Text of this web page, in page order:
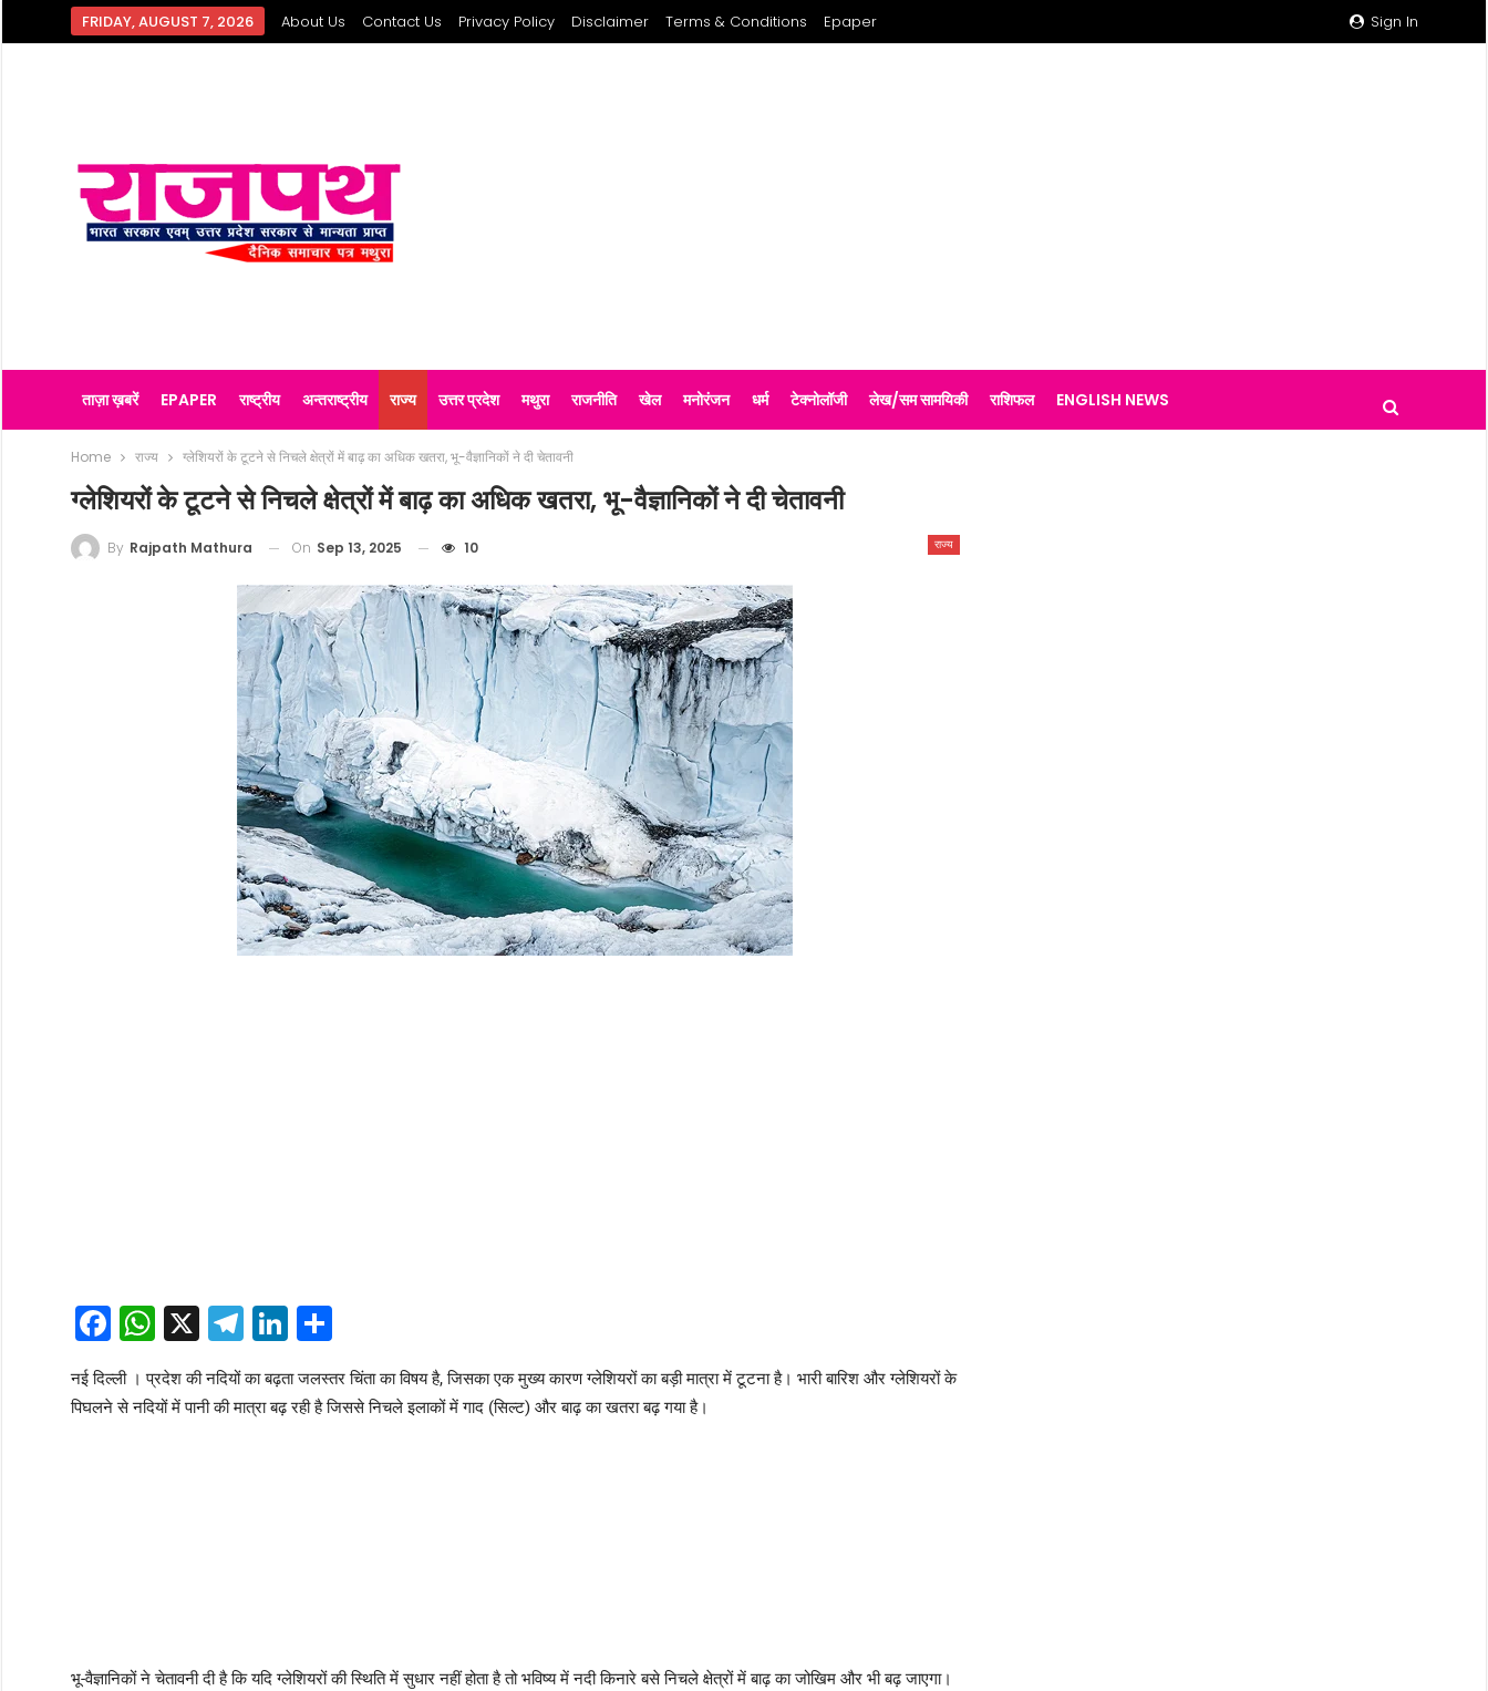
Sign In
FRIDAY, AUGUST 7, 2026 About Us Contact Us Privacy Policy Disclaimer Terms & Conditions Epaper
ताज़ा ख़बरें EPAPER राष्ट्रीय अन्तराष्ट्रीय राज्य उत्तर प्रदेश मथुरा राजनीति खेल मनोरंजन धर्म टेक्नोलॉजी लेख/सम सामयिकी राशिफल ENGLISH NEWS
Home राज्य ग्लेशियरों के टूटने से निचले क्षेत्रों में बाढ़ का अधिक खतरा, भू-वैज्ञानिकों ने दी चेतावनी
ग्लेशियरों के टूटने से निचले क्षेत्रों में बाढ़ का अधिक खतरा, भू-वैज्ञानिकों ने दी चेतावनी
राज्य
By Rajpath Mathura On Sep 13, 2025 10
Facebook
WhatsApp
X Telegram
LinkedIn
Share
नई दिल्ली । प्रदेश की नदियों का बढ़ता जलस्तर चिंता का विषय है, जिसका एक मुख्य कारण ग्लेशियरों का बड़ी मात्रा में टूटना है। भारी बारिश और ग्लेशियरों के
पिघलने से नदियों में पानी की मात्रा बढ़ रही है जिससे निचले इलाकों में गाद (सिल्ट) और बाढ़ का खतरा बढ़ गया है।
भू-वैज्ञानिकों ने चेतावनी दी है कि यदि ग्लेशियरों की स्थिति में सुधार नहीं होता है तो भविष्य में नदी किनारे बसे निचले क्षेत्रों में बाढ़ का जोखिम और भी बढ़ जाएगा।